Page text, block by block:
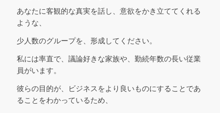
あなたに客観的な真実を話し、意欲をかき立ててくれる
ような、
少人数のグループを、形成してください。
私には率直で、議論好きな家族や、勤続年数の長い従業
員がいます。
彼らの目的が、ビジネスをより良いものにすることであ
ることをわかっているため、